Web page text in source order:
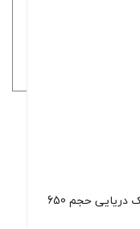
شامپو بدن سنت ایوز حاوی جلبک و نمک دریایی حجم 650